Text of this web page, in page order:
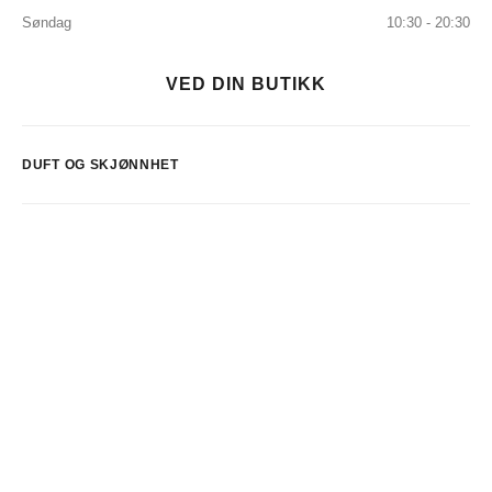
Søndag
10:30 - 20:30
VED DIN BUTIKK
DUFT OG SKJØNNHET